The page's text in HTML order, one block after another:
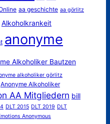
aa geschichte aa görlitz
Alkoholkrankeit
anonyme
Alkoholiker Bautzen
alkoholiker görlitz
Anonyme Alkoholiker
AA Mitgliedern bill
DLT 2015 DLT 2019 DLT
Anonymous